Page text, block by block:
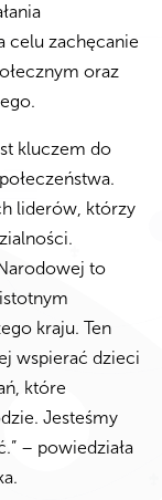
celu zachęcanie
oraz
kluczem do
liderów, którzy
to
kraju. Ten
wspierać dzieci
które
Jesteśmy
– powiedziała